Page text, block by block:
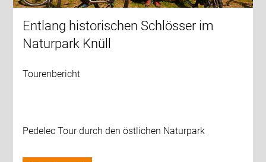
Entlang historischen Schlösser im
Naturpark Knüll
Tourenbericht
Pedelec Tour durch den östlichen Naturpark